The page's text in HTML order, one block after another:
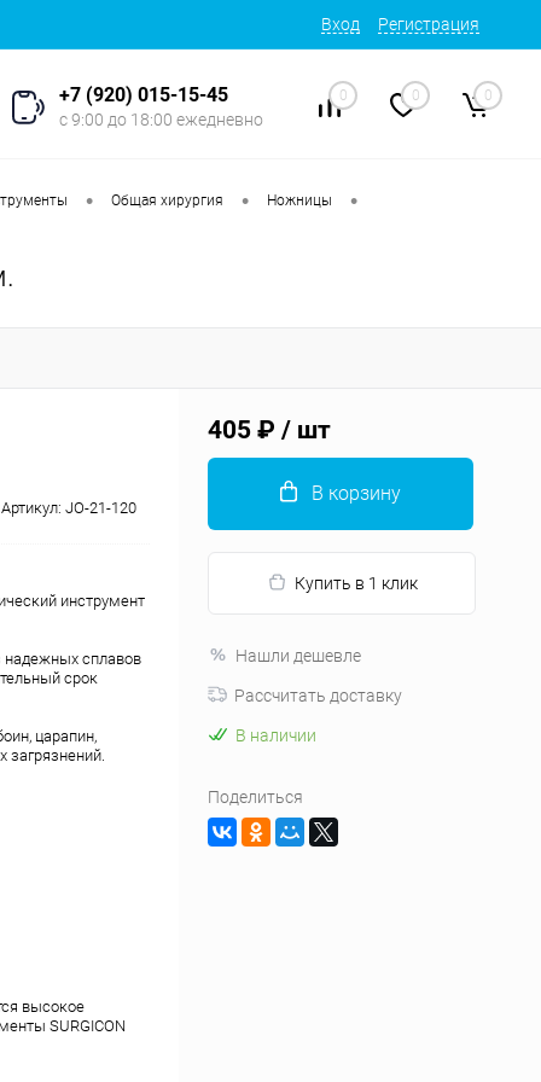
Вход Регистрация
+7 (920) 015-15-45
с 9:00 до 18:00 ежедневно
0 0 0
• Общая хирургия • Ножницы •
Артикул: JO-21-120
инструмент
надежных сплавов
срок
царапин,
загрязнений.
высокое
SURGICON
405 ₽ / шт
В корзину
Купить в 1 клик
Нашли дешевле
Рассчитать доставку
В наличии
Поделиться